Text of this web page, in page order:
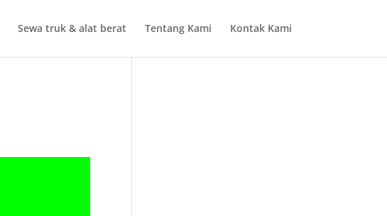
Sewa truk & alat berat Tentang Kami Kontak Kami